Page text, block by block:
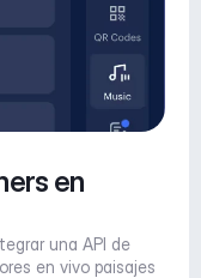
en
una API de
en vivo paisajes